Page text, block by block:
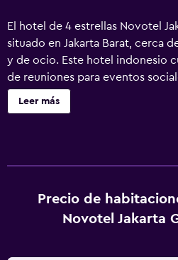
El hotel de 4 estrellas Novotel
situado en Jakarta Barat, cerca
y de ocio. Este hotel indonesio
de reuniones para eventos
huéspedes podrán disfrutar
en The Square y de toda una
Leer más
Precio de
Novotel Jakarta